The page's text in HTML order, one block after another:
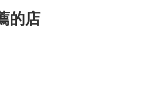
的店